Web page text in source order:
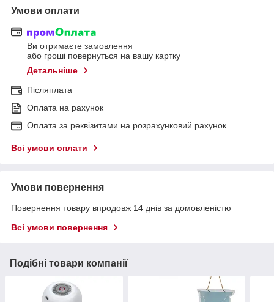
Умови оплати
Ви отримаєте замовлення
або гроші повернуться на вашу картку
Детальніше
Післяплата
Оплата на рахунок
Оплата за реквізитами на розрахунковий рахунок
Всі умови оплати
Умови повернення
Повернення товару впродовж 14 днів за домовленістю
Всі умови повернення
Подібні товари компанії